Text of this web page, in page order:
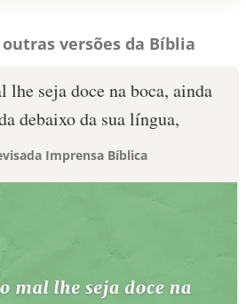
versões da Bíblia
lhe seja doce na boca, ainda
debaixo da sua língua,
Imprensa Bíblica